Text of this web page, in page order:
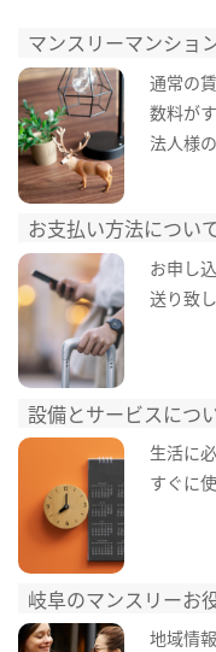
マンスリーマンショ
通常の
数料が
法人様
お支払い方法につい
お申し
送り致し
設備とサービスにつ
生活に
すぐに
岐阜のマンスリーお
地域情